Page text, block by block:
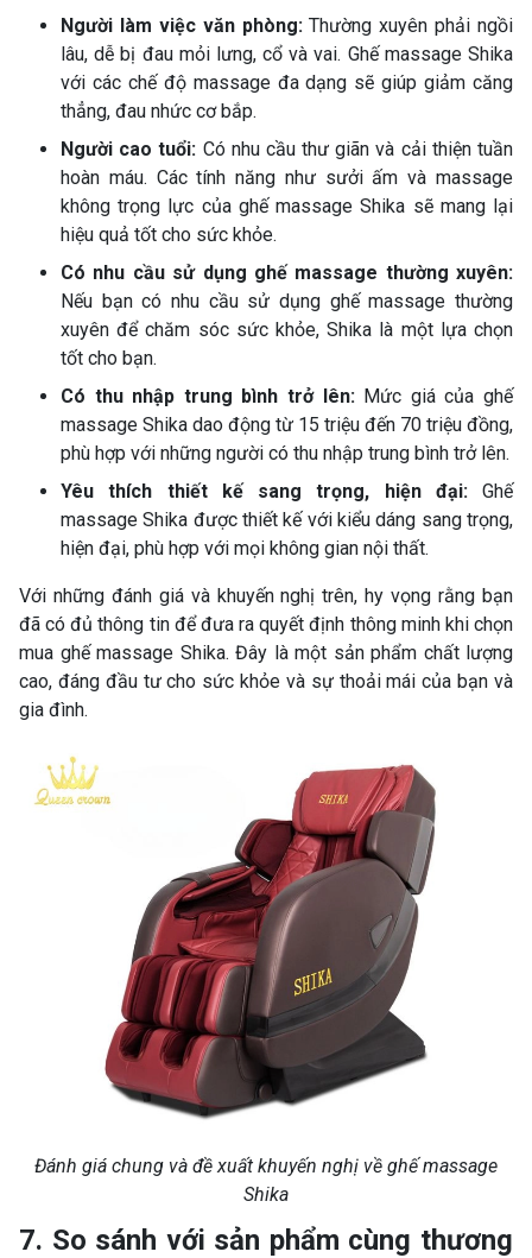
Người làm việc văn phòng:Thường xuyên phải ngồi
lâu, dễ bị đau mỏi lưng, cổ và vai. Ghế massage Shika
với các chế độ massage đa dạng sẽ giúp giảm căng
thẳng, đau nhức cơ bắp.
Người cao tuổi: Có nhu cầu thư giãn và cải thiện tuần
hoàn máu. Các tính năng như sưởi ấm và massage
không trọng lực của ghế massage Shika sẽ mang lại
hiệu quả tốt cho sức khỏe.
Có nhu cầu sử dụng ghế massage thường xuyên:
Nếu bạn có nhu cầu sử dụng ghế massage thường
xuyên để chăm sóc sức khỏe, Shika là một lựa chọn
tốt cho bạn.
Có thu nhập trung bình trở lên: Mức giá của ghế
massage Shika dao động từ 15 triệu đến 70 triệu đồng,
phù hợp với những người có thu nhập trung bình trở lên.
Yêu thích thiết kế sang trọng, hiện đại: Ghế
massage Shika được thiết kế với kiểu dáng sang trọng,
hiện đại, phù hợp với mọi không gian nội thất.
Với những đánh giá và khuyến nghị trên, hy vọng rằng bạn
đã có đủ thông tin để đưa ra quyết định thông minh khi chọn
mua ghế massage Shika. Đây là một sản phẩm chất lượng
cao, đáng đầu tư cho sức khỏe và sự thoải mái của bạn và
gia đình.
Đánh giá chung và đề xuất khuyến nghị về ghế massage
Shika
7. So sánh với sản phẩm cùng thương